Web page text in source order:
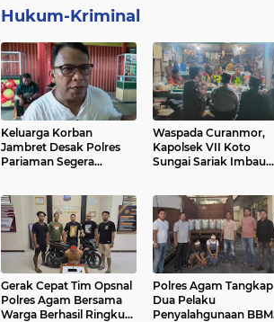
Hukum-Kriminal
Keluarga Korban
Jambret Desak Polres
Pariaman Segera
Waspada Curanmor,
Kapolsek VII Koto
Sungai Sariak Imbau
Gerak Cepat Tim Opsnal
Polres Agam Bersama
Warga Berhasil Ringkus
Polres Agam Tangkap
Dua Pelaku
Penyalahgunaan BBM